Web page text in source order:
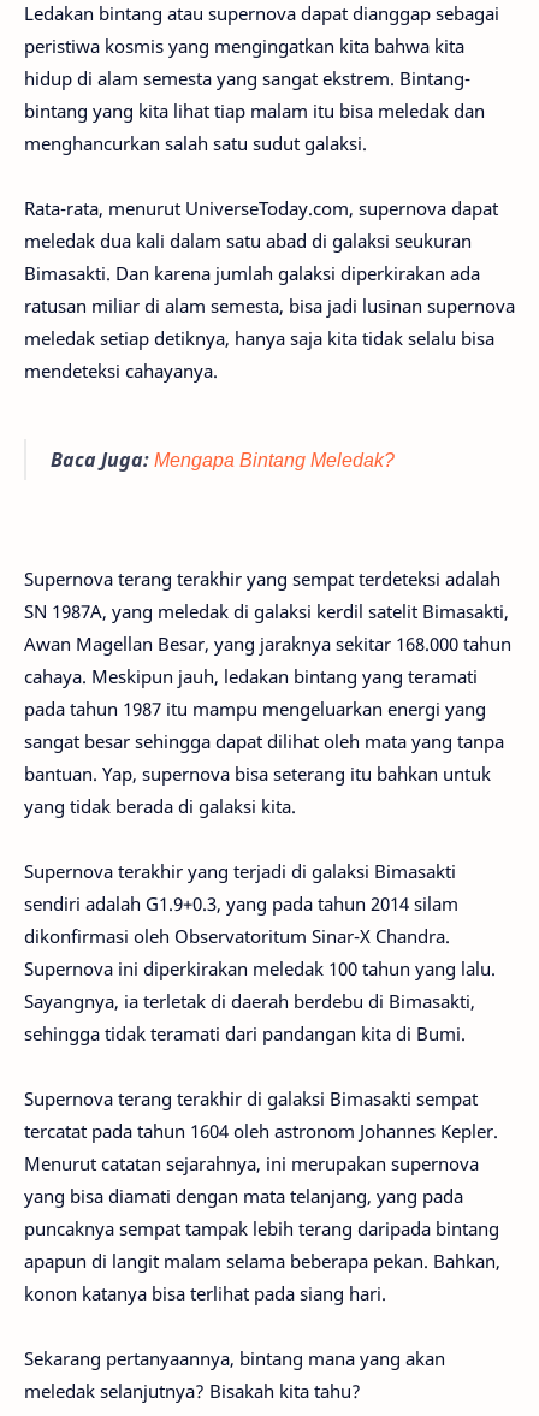
Ledakan bintang atau supernova dapat dianggap sebagai
peristiwa kosmis yang mengingatkan kita bahwa kita
hidup di alam semesta yang sangat ekstrem. Bintang-
bintang yang kita lihat tiap malam itu bisa meledak dan
menghancurkan salah satu sudut galaksi.
Rata-rata, menurut UniverseToday.com, supernova dapat
meledak dua kali dalam satu abad di galaksi seukuran
Bimasakti. Dan karena jumlah galaksi diperkirakan ada
ratusan miliar di alam semesta, bisa jadi lusinan supernova
meledak setiap detiknya, hanya saja kita tidak selalu bisa
mendeteksi cahayanya.
Baca Juga:Mengapa Bintang Meledak?
Supernova terang terakhir yang sempat terdeteksi adalah
SN 1987A, yang meledak di galaksi kerdil satelit Bimasakti,
Awan Magellan Besar, yang jaraknya sekitar 168.000 tahun
cahaya. Meskipun jauh, ledakan bintang yang teramati
pada tahun 1987 itu mampu mengeluarkan energi yang
sangat besar sehingga dapat dilihat oleh mata yang tanpa
bantuan. Yap, supernova bisa seterang itu bahkan untuk
yang tidak berada di galaksi kita.
Supernova terakhir yang terjadi di galaksi Bimasakti
sendiri adalah G1.9+0.3, yang pada tahun 2014 silam
dikonfirmasi oleh Observatoritum Sinar-X Chandra.
Supernova ini diperkirakan meledak 100 tahun yang lalu.
Sayangnya, ia terletak di daerah berdebu di Bimasakti,
sehingga tidak teramati dari pandangan kita di Bumi.
Supernova terang terakhir di galaksi Bimasakti sempat
tercatat pada tahun 1604 oleh astronom Johannes Kepler.
Menurut catatan sejarahnya, ini merupakan supernova
yang bisa diamati dengan mata telanjang, yang pada
puncaknya sempat tampak lebih terang daripada bintang
apapun di langit malam selama beberapa pekan. Bahkan,
konon katanya bisa terlihat pada siang hari.
Sekarang pertanyaannya, bintang mana yang akan
meledak selanjutnya? Bisakah kita tahu?